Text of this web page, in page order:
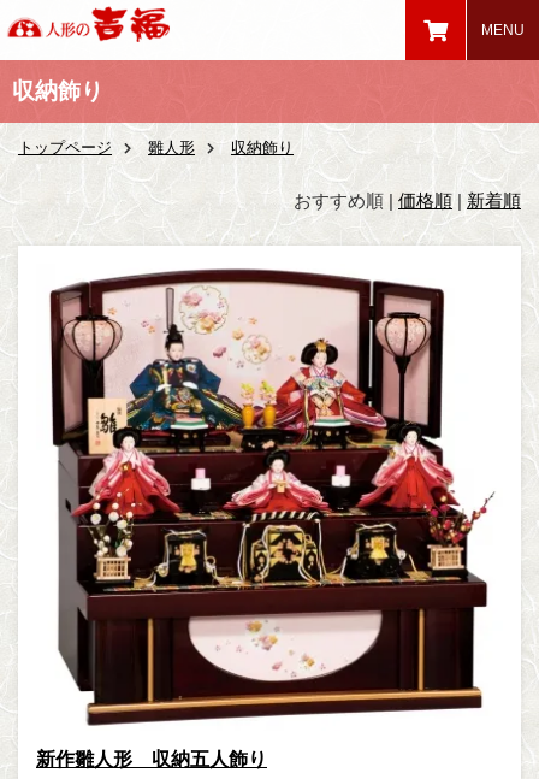
収納飾り
トップページ 雛人形 収納飾り
おすすめ順 | 価格順 | 新着順
新作雛人形 収納五人飾り